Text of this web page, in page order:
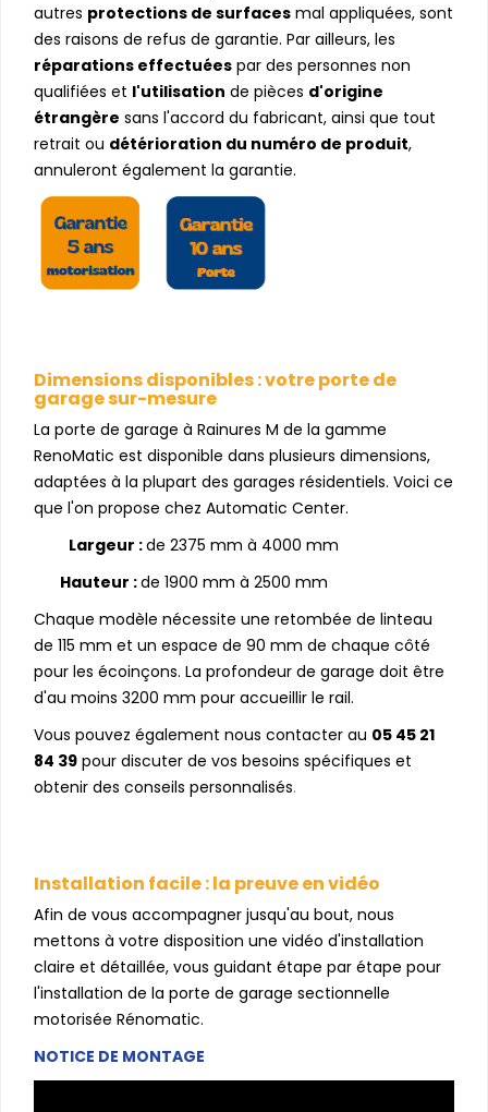
autres protections de surfaces mal appliquées, sont
des raisons de refus de garantie. Par ailleurs, les
réparations effectuées par des personnes non
qualifiées et l'utilisation de pièces d'origine
étrangère sans l'accord du fabricant, ainsi que tout
retrait ou détérioration du numéro de produit,
annuleront également la garantie.
Dimensions disponibles : votre porte de
garage sur-mesure
La porte de garage à Rainures M de la gamme
RenoMatic est disponible dans plusieurs dimensions,
adaptées à la plupart des garages résidentiels. Voici ce
que l'on propose chez Automatic Center.
Largeur :de 2375 mm à 4000 mm
Hauteur :de 1900 mm à 2500 mm
Chaque modèle nécessite une retombée de linteau
de 115 mm et un espace de 90 mm de chaque côté
pour les écoinçons. La profondeur de garage doit être
d'au moins 3200 mm pour accueillir le rail.
Vous pouvez également nous contacter au 05 45 21
84 39 pour discuter de vos besoins spécifiques et
obtenir des conseils personnalisés.
Installation facile : la preuve en vidéo
Afin de vous accompagner jusqu'au bout, nous
mettons à votre disposition une vidéo d'installation
claire et détaillée, vous guidant étape par étape pour
l'installation de la porte de garage sectionnelle
motorisée Rénomatic.
NOTICE DE MONTAGE